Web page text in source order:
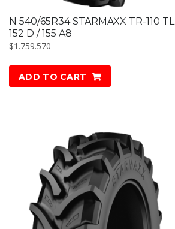
N 540/65R34 STARMAXX TR-110 TL
152 D / 155 A8
$1.759.570
ADD TO CART